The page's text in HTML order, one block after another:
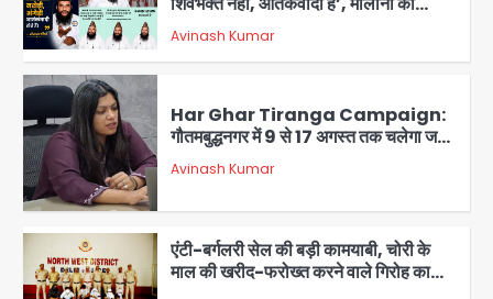
5
कांवड़ियों पर विवादित बयान, BJP विधायक ने
कराई FIR, NSA की मांग
Avinash Kumar
1
Har Ghar Tiranga Campaign:
गौतमबुद्धनगर में 9 से 17 अगस्त तक चलेगा जन-
जागरूकता महाअभियान, डीएम ने की समीक्षा
बैठक
Avinash Kumar
एंटी-बर्गलरी सेल की बड़ी कामयाबी, चोरी के
माल की खरीद-फरोख्त करने वाले गिरोह का